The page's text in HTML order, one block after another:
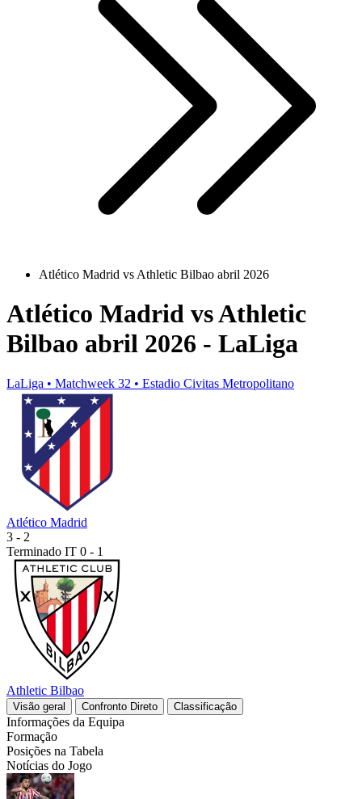
Atlético Madrid vs Athletic Bilbao abril 2026
Atlético Madrid vs Athletic
Bilbao abril 2026 - LaLiga
LaLiga • Matchweek 32 • Estadio Civitas Metropolitano
Atlético Madrid
3 - 2
Terminado IT 0 - 1
Athletic Bilbao
Visão geral Confronto Direto Classificação
Informações da Equipa
Formação
Posições na Tabela
Notícias do Jogo